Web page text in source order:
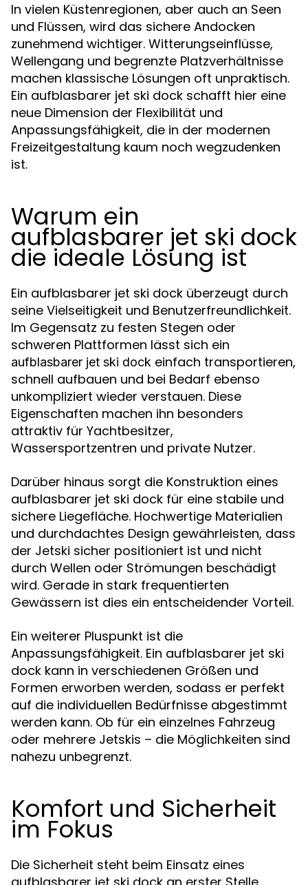
In vielen Küstenregionen, aber auch an Seen
und Flüssen, wird das sichere Andocken
zunehmend wichtiger. Witterungseinflüsse,
Wellengang und begrenzte Platzverhältnisse
machen klassische Lösungen oft unpraktisch.
Ein aufblasbarer jet ski dock schafft hier eine
neue Dimension der Flexibilität und
Anpassungsfähigkeit, die in der modernen
Freizeitgestaltung kaum noch wegzudenken
ist.
Warum ein
aufblasbarer jet ski dock
die ideale Lösung ist
Ein aufblasbarer jet ski dock überzeugt durch
seine Vielseitigkeit und Benutzerfreundlichkeit.
Im Gegensatz zu festen Stegen oder
schweren Plattformen lässt sich ein
aufblasbarer jet ski dock einfach transportieren,
schnell aufbauen und bei Bedarf ebenso
unkompliziert wieder verstauen. Diese
Eigenschaften machen ihn besonders
attraktiv für Yachtbesitzer,
Wassersportzentren und private Nutzer.
Darüber hinaus sorgt die Konstruktion eines
aufblasbarer jet ski dock für eine stabile und
sichere Liegefläche. Hochwertige Materialien
und durchdachtes Design gewährleisten, dass
der Jetski sicher positioniert ist und nicht
durch Wellen oder Strömungen beschädigt
wird. Gerade in stark frequentierten
Gewässern ist dies ein entscheidender Vorteil.
Ein weiterer Pluspunkt ist die
Anpassungsfähigkeit. Ein aufblasbarer jet ski
dock kann in verschiedenen Größen und
Formen erworben werden, sodass er perfekt
auf die individuellen Bedürfnisse abgestimmt
werden kann. Ob für ein einzelnes Fahrzeug
oder mehrere Jetskis – die Möglichkeiten sind
nahezu unbegrenzt.
Komfort und Sicherheit
im Fokus
Die Sicherheit steht beim Einsatz eines